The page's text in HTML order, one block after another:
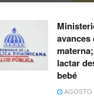
avances
lactar
bebé
AGOSTO